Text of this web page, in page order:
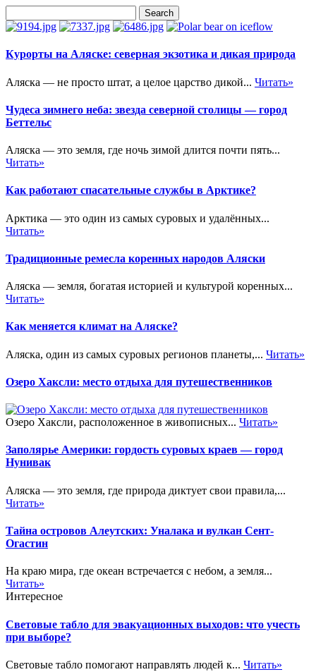
Курорты на Аляске: северная экзотика и дикая природа
Аляска — не просто штат, а целое царство дикой... Читать»
Чудеса зимнего неба: звезда северной столицы — город
Беттельс
Аляска — это земля, где ночь зимой длится почти пять...
Читать»
Как работают спасательные службы в Арктике?
Арктика — это один из самых суровых и удалённых...
Читать»
Традиционные ремесла коренных народов Аляски
Аляска — земля, богатая историей и культурой коренных...
Читать»
Как меняется климат на Аляске?
Аляска, один из самых суровых регионов планеты,... Читать»
Озеро Хаксли: место отдыха для путешественников
Озеро Хаксли, расположенное в живописных... Читать»
Заполярье Америки: гордость суровых краев — город
Нунивак
Аляска — это земля, где природа диктует свои правила,...
Читать»
Тайна островов Алеутских: Уналака и вулкан Сент-
Огастин
На краю мира, где океан встречается с небом, а земля...
Читать»
Интересное
Световые табло для эвакуационных выходов: что учесть
при выборе?
Световые табло помогают направлять людей к... Читать»